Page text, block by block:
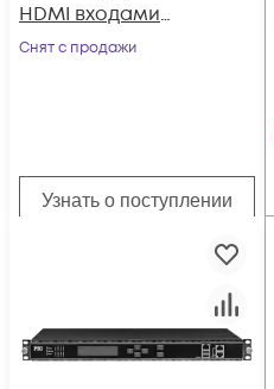
HDMI входами
P01EC для DCP-
Снят с продажи
Узнать о поступлении